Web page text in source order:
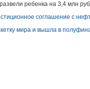
ребенка на 3,4 млн
соглашение с
мира и вышла в